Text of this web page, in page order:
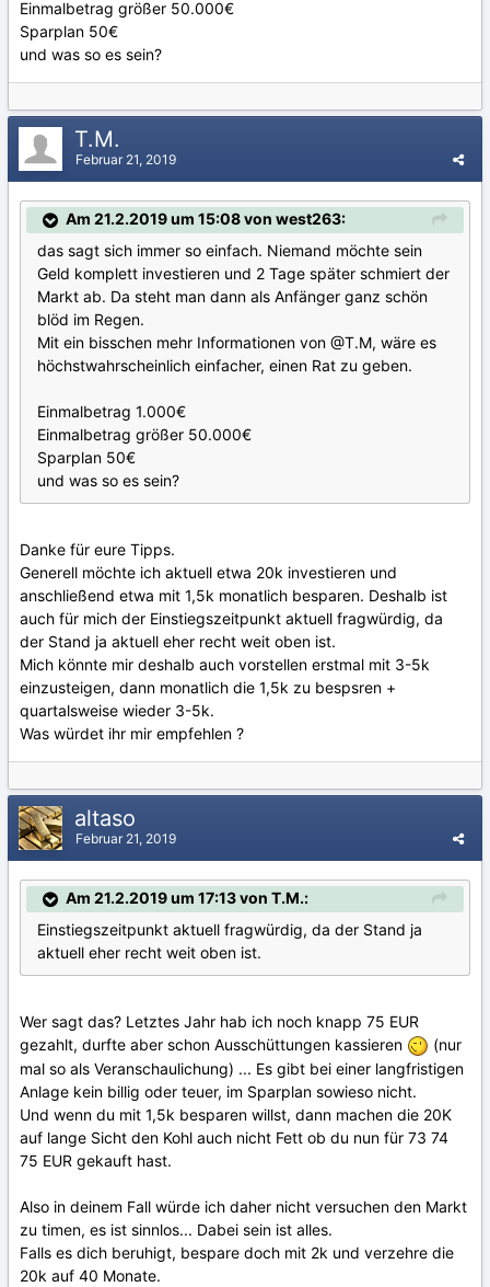
Einmalbetrag größer 50.000€
Sparplan 50€
und was so es sein?
T.M.
Februar 21, 2019
Am 21.2.2019 um 15:08 von west263:
das sagt sich immer so einfach. Niemand möchte sein
Geld komplett investieren und 2 Tage später schmiert der
Markt ab. Da steht man dann als Anfänger ganz schön
blöd im Regen.
Mit ein bisschen mehr Informationen von @T.M, wäre es
höchstwahrscheinlich einfacher, einen Rat zu geben.
Einmalbetrag 1.000€
Einmalbetrag größer 50.000€
Sparplan 50€
und was so es sein?
Danke für eure Tipps.
Generell möchte ich aktuell etwa 20k investieren und
anschließend etwa mit 1,5k monatlich besparen. Deshalb ist
auch für mich der Einstiegszeitpunkt aktuell fragwürdig, da
der Stand ja aktuell eher recht weit oben ist.
Mich könnte mir deshalb auch vorstellen erstmal mit 3-5k
einzusteigen, dann monatlich die 1,5k zu bespsren +
quartalsweise wieder 3-5k.
Was würdet ihr mir empfehlen ?
altaso
Februar 21, 2019
Am 21.2.2019 um 17:13 von T.M.:
Einstiegszeitpunkt aktuell fragwürdig, da der Stand ja
aktuell eher recht weit oben ist.
Wer sagt das? Letztes Jahr hab ich noch knapp 75 EUR
gezahlt, durfte aber schon Ausschüttungen kassieren
(nur
mal so als Veranschaulichung) ... Es gibt bei einer langfristigen
Anlage kein billig oder teuer, im Sparplan sowieso nicht.
Und wenn du mit 1,5k besparen willst, dann machen die 20K
auf lange Sicht den Kohl auch nicht Fett ob du nun für 73 74
75 EUR gekauft hast.
Also in deinem Fall würde ich daher nicht versuchen den Markt
zu timen, es ist sinnlos... Dabei sein ist alles.
Falls es dich beruhigt, bespare doch mit 2k und verzehre die
20k auf 40 Monate.